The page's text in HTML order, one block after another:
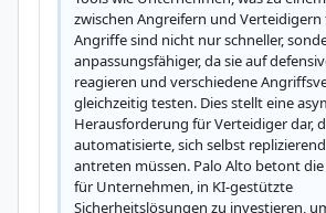
zwischen Angreifern und Verteidigern
Angriffe sind nicht nur schneller,
anpassungsfähiger, da sie auf
reagieren und verschiedene
gleichzeitig testen. Dies stellt eine
Herausforderung für Verteidiger dar,
automatisierte, sich selbst
antreten müssen. Palo Alto betont
für Unternehmen, in KI-gestützte
Sicherheitslösungen zu investieren,